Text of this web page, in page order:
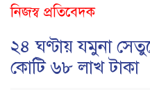
নিজস্ব প্রতিবেদক
২৪ ঘণ্টায় যমুনা
কোটি ৬৮ লাখ টাকা